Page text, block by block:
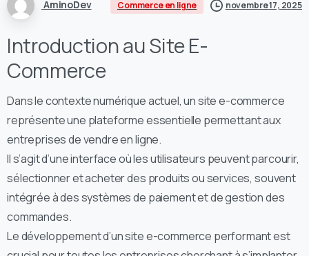
AminoDev Commerce en ligne novembre 17, 2025
Introduction au Site E-
Commerce
Dans le contexte numérique actuel, un site e-commerce
représente une plateforme essentielle permettant aux
entreprises de vendre en ligne.
Il s’agit d’une interface où les utilisateurs peuvent parcourir,
sélectionner et acheter des produits ou services, souvent
intégrée à des systèmes de paiement et de gestion des
commandes.
Le développement d’un site e-commerce performant est